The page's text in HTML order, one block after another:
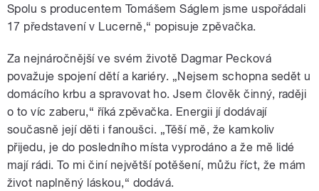
Spolu s producentem Tomášem Ságlem jsme uspořádali
17 představení v Lucerně,“ popisuje zpěvačka.
Za nejnáročnější ve svém životě Dagmar Pecková
považuje spojení dětí a kariéry. „Nejsem schopna sedět u
domácího krbu a spravovat ho. Jsem člověk činný, raději
o to víc zaberu,“ říká zpěvačka. Energii jí dodávají
současně její děti i fanoušci. „Těší mě, že kamkoliv
přijedu, je do posledního místa vyprodáno a že mě lidé
mají rádi. To mi činí největší potěšení, můžu říct, že mám
život naplněný láskou,“ dodává.